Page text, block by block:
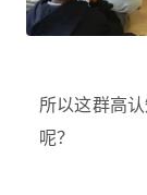
所以这群高
呢？